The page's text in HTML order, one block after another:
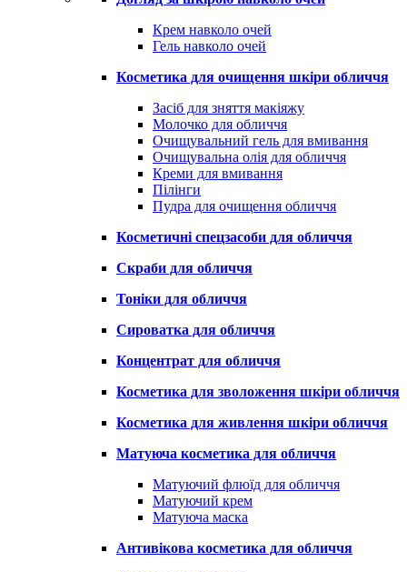
Крем навколо очей
Гель навколо очей
Косметика для очищення шкіри обличчя
Засіб для зняття макіяжу
Молочко для обличчя
Очищувальний гель для вмивання
Очищувальна олія для обличчя
Креми для вмивання
Пілінги
Пудра для очищення обличчя
Косметичні спецзасоби для обличчя
Скраби для обличчя
Тоніки для обличчя
Сироватка для обличчя
Концентрат для обличчя
Косметика для зволоження шкіри обличчя
Косметика для живлення шкіри обличчя
Матуюча косметика для обличчя
Матуючий флюїд для обличчя
Матуючий крем
Матуюча маска
Антивікова косметика для обличчя